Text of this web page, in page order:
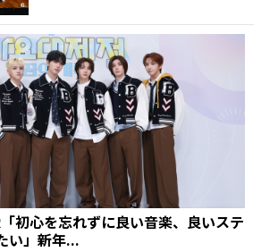
初心を忘れずに良い音楽、良いステ
い」新年...